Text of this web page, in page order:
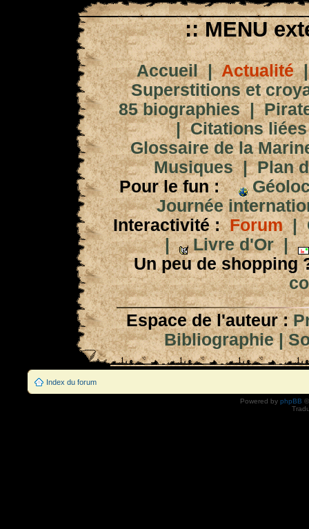
:: MENU
Accueil|Actualité
Superstitions et
85 biographies|
|Citations
Glossaire de la
Musiques|Plan
Pour le fun :
Journée
Interactivité : Forum|
|
Livre d'Or|
Un peu de shopping
Espace de l'auteur :
Bibliographie|
Index du forum
Powered by phpBB